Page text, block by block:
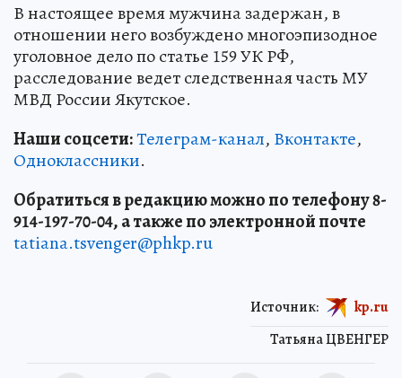
В настоящее время мужчина задержан, в
отношении него возбуждено многоэпизодное
уголовное дело по статье 159 УК РФ,
расследование ведет следственная часть МУ
МВД России Якутское.
Наши соцсети:Телеграм-канал, Вконтакте,
Одноклассники.
Обратиться в редакцию можно по телефону 8-
914-197-70-04, а также по электронной почте
tatiana.tsvenger@phkp.ru
Татьяна ЦВЕНГЕР
Источник: kp.ru